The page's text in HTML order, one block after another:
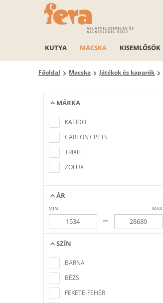
ÁLLATFELSZERELÉS ÉS
ÁLLATELEDEL BOLT
KUTYA MACSKA KISEMLŐSÖK
Főoldal Macska Játékok és kaparók
MÁRKA
megfelelő elem
KATIDO
CARTON+ PETS
TRIXIE
ZOLUX
ÁR
MIN MAX
–
SZÍN
megfelelő elem
BARNA
BÉZS
FEKETE-FEHÉR